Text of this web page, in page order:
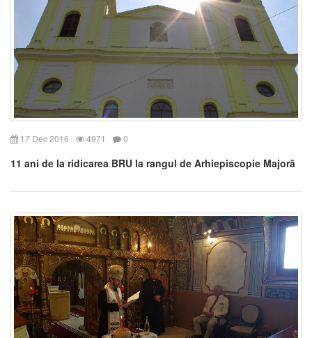
17 Dec 2016 4971 0
11 ani de la ridicarea BRU la rangul de Arhiepiscopie Majoră